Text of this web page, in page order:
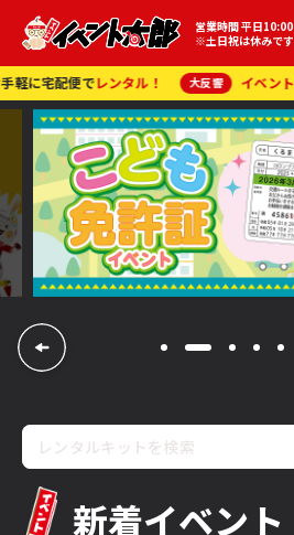
営業時間 平日
※土日祝は休みです
コラボイベント
抽選会イベント
スポーツ系イベント
イベント花子
宅配便でレンタル！ 大反響 イベントキ
新着イベント